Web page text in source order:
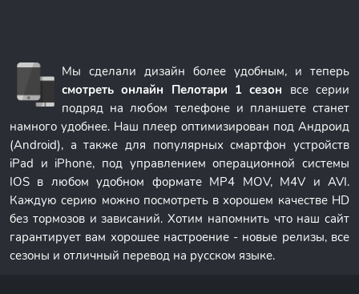
Мы сделали дизайн более удобным, и теперь
смотреть онлайн Пелотари 1 сезон все серии
подряд на любом телефоне и планшете станет
намного удобнее. Наш плеер оптимизирован под Андроид
(Android), а также для популярных смартфон устройств
iPad и iPhone, под управлением операционной системы
IOS в любом удобном формате MP4 MOV, M4V и AVI.
Каждую серию можно посмотреть в хорошем качестве HD
без тормозов и зависаний. Хотим напомнить что наш сайт
гарантирует вам хорошее настроение - новые релизы, все
сезоны и отличный перевод на русском языке.